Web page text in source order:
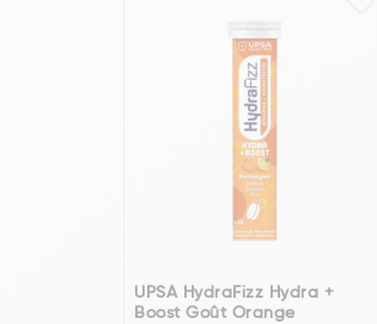
UPSA HydraFizz Hydra +
Boost Goût Orange